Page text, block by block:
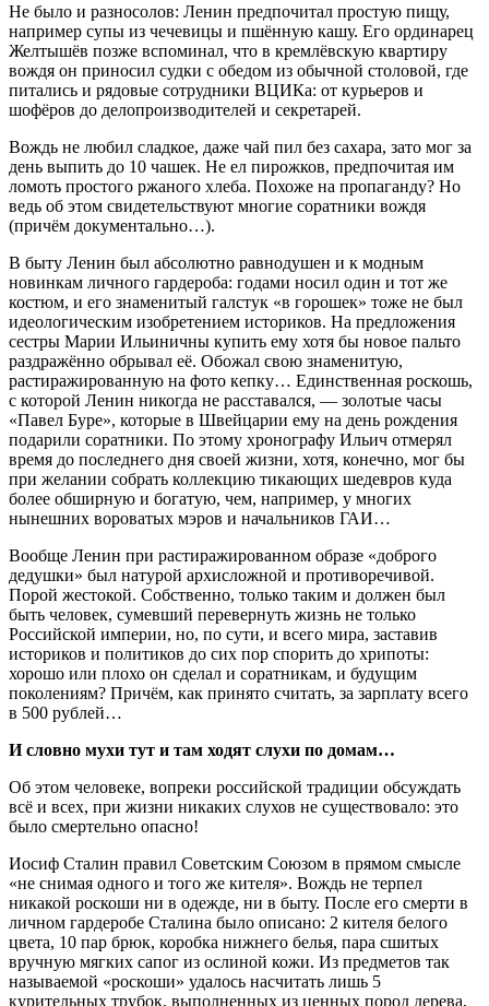
Не было и разносолов: Ленин предпочитал простую пищу,
например супы из чечевицы и пшённую кашу. Его ординарец
Желтышёв позже вспоминал, что в кремлёвскую квартиру
вождя он приносил судки с обедом из обычной столовой, где
питались и рядовые сотрудники ВЦИКа: от курьеров и
шофёров до делопроизводителей и секретарей.
Вождь не любил сладкое, даже чай пил без сахара, зато мог за
день выпить до 10 чашек. Не ел пирожков, предпочитая им
ломоть простого ржаного хлеба. Похоже на пропаганду? Но
ведь об этом свидетельствуют многие соратники вождя
(причём документально…).
В быту Ленин был абсолютно равнодушен и к модным
новинкам личного гардероба: годами носил один и тот же
костюм, и его знаменитый галстук «в горошек» тоже не был
идеологическим изобретением историков. На предложения
сестры Марии Ильиничны купить ему хотя бы новое пальто
раздражённо обрывал её. Обожал свою знаменитую,
растиражированную на фото кепку… Единственная роскошь,
с которой Ленин никогда не расставался, — золотые часы
«Павел Буре», которые в Швейцарии ему на день рождения
подарили соратники. По этому хронографу Ильич отмерял
время до последнего дня своей жизни, хотя, конечно, мог бы
при желании собрать коллекцию тикающих шедевров куда
более обширную и богатую, чем, например, у многих
нынешних вороватых мэров и начальников ГАИ…
Вообще Ленин при растиражированном образе «доброго
дедушки» был натурой архисложной и противоречивой.
Порой жестокой. Собственно, только таким и должен был
быть человек, сумевший перевернуть жизнь не только
Российской империи, но, по сути, и всего мира, заставив
историков и политиков до сих пор спорить до хрипоты:
хорошо или плохо он сделал и соратникам, и будущим
поколениям? Причём, как принято считать, за зарплату всего
в 500 рублей…
И словно мухи тут и там ходят слухи по домам…
Об этом человеке, вопреки российской традиции обсуждать
всё и всех, при жизни никаких слухов не существовало: это
было смертельно опасно!
Иосиф Сталин правил Советским Союзом в прямом смысле
«не снимая одного и того же кителя». Вождь не терпел
никакой роскоши ни в одежде, ни в быту. После его смерти в
личном гардеробе Сталина было описано: 2 кителя белого
цвета, 10 пар брюк, коробка нижнего белья, пара сшитых
вручную мягких сапог из ослиной кожи. Из предметов так
называемой «роскоши» удалось насчитать лишь 5
курительных трубок, выполненных из ценных пород дерева,